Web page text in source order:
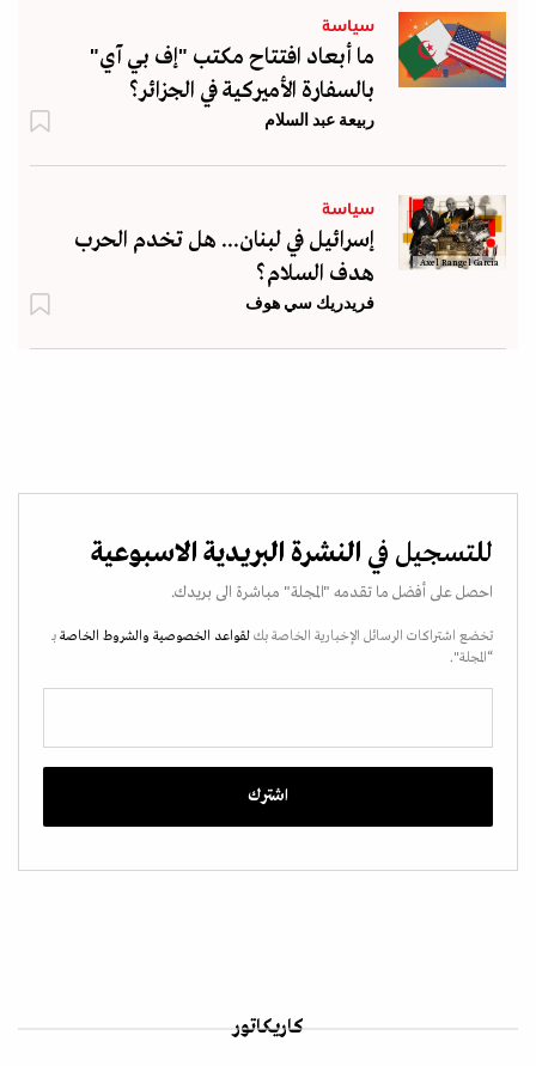
سياسة
ما أبعاد افتتاح مكتب "إف بي آي"
بالسفارة الأميركية في الجزائر؟
ربيعة عبد السلام
Axel Rangel Garcia
سياسة
إسرائيل في لبنان... هل تخدم الحرب
هدف السلام؟
فريدريك سي هوف
للتسجيل في النشرة البريدية الاسبوعية
احصل على أفضل ما تقدمه "المجلة" مباشرة الى بريدك.
تخضع اشتراكات الرسائل الإخبارية الخاصة بك لقواعد الخصوصية والشروط الخاصة بـ
“المجلة".
كاريكاتور